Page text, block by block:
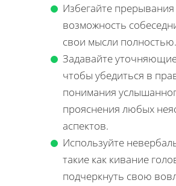
Избегайте
возможность
свои мысли полностью.
Задавайте
чтобы убедиться в
понимания
прояснения любых
аспектов.
Используйте
такие как кивание
подчеркнуть свою